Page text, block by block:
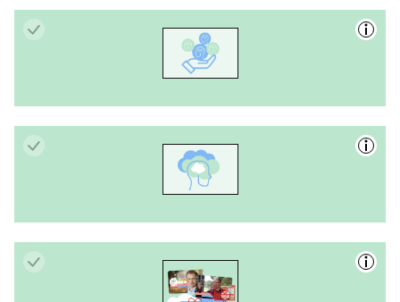
Inclusiedialoog ‘Samen werken aan inclusie’
Inclusiedialoog ‘Onbewuste vooroordelen’